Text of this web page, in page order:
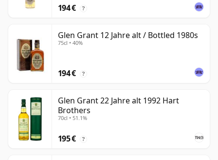
194 € ?
Glen Grant 12 Jahre alt / Bottled 1980s
75cl • 40%
194 € ?
Glen Grant 22 Jahre alt 1992 Hart
Brothers
70cl • 51.1%
195 € ?